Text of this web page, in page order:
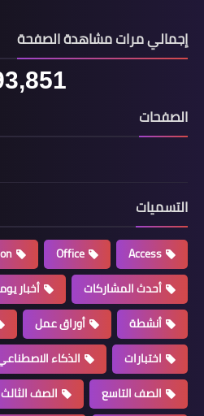
إجمالي مرات مشاهدة الصفحة
الصفحات
التسميات
Access
Office
أحدث المشاركات
أخبار
أنشطة
أوراق عمل
اختبارات
الذكاء
الصف التاسع
الصف الثالث